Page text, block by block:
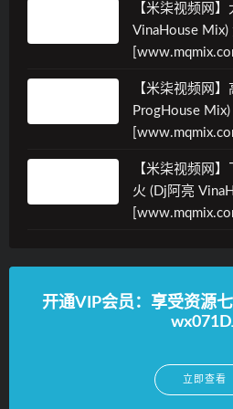
【米柒视频网
VinaHouse Mix)
【米柒视频网
ProgHouse
【米柒视频网
火 (Dj阿亮
开通VIP会员：享受资源
立即查看